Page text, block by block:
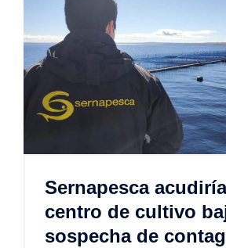
Sernapesca
centro de cultivo
sospecha de